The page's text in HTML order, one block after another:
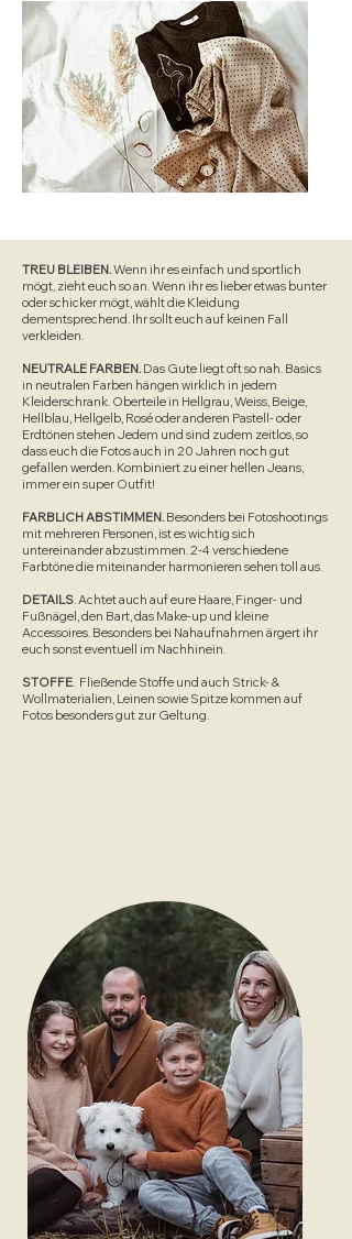
TREU BLEIBEN.Wenn ihr es einfach und sportlich
mögt, zieht euch so an. Wenn ihr es lieber etwas bunter
oder schicker mögt, wählt die Kleidung
dementsprechend. Ihr sollt euch auf keinen Fall
verkleiden.
NEUTRALE FARBEN.Das Gute liegt oft so nah. Basics
in neutralen Farben hängen wirklich in jedem
Kleiderschrank. Oberteile in Hellgrau, Weiss, Beige,
Hellblau, Hellgelb, Rosé oder anderen Pastell- oder
Erdtönen stehen Jedem und sind zudem zeitlos, so
dass euch die Fotos auch in 20 Jahren noch gut
gefallen werden. Kombiniert zu einer hellen Jeans,
immer ein super Outfit!
FARBLICH ABSTIMMEN.Besonders bei Fotoshootings
mit mehreren Personen, ist es wichtig sich
untereinander abzustimmen. 2-4 verschiedene
Farbtöne die miteinander harmonieren sehen toll aus.
DETAILS. Achtet auch auf eure Haare, Finger- und
Fußnägel, den Bart, das Make-up und kleine
Accessoires. Besonders bei Nahaufnahmen ärgert ihr
euch sonst eventuell im Nachhinein.
STOFFE. Fließende Stoffe und auch Strick- &
Wollmaterialien, Leinen sowie Spitze kommen auf
Fotos besonders gut zur Geltung.